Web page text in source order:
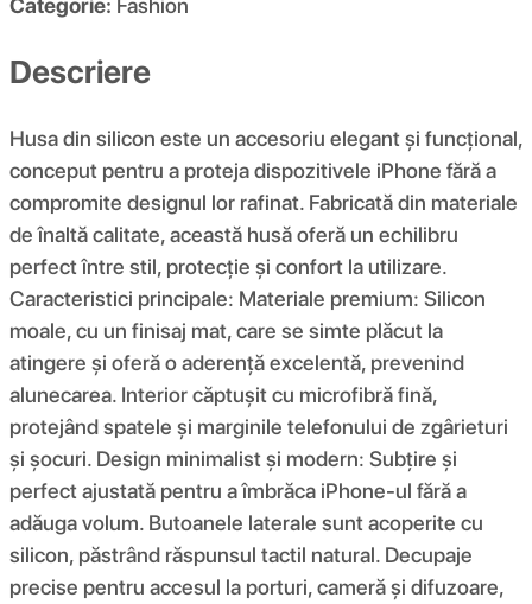
Categorie: Fashion
Descriere
Husa din silicon este un accesoriu elegant și funcțional,
conceput pentru a proteja dispozitivele iPhone fără a
compromite designul lor rafinat. Fabricată din materiale
de înaltă calitate, această husă oferă un echilibru
perfect între stil, protecție și confort la utilizare.
Caracteristici principale: Materiale premium: Silicon
moale, cu un finisaj mat, care se simte plăcut la
atingere și oferă o aderență excelentă, prevenind
alunecarea. Interior căptușit cu microfibră fină,
protejând spatele și marginile telefonului de zgârieturi
și șocuri. Design minimalist și modern: Subțire și
perfect ajustată pentru a îmbrăca iPhone-ul fără a
adăuga volum. Butoanele laterale sunt acoperite cu
silicon, păstrând răspunsul tactil natural. Decupaje
precise pentru accesul la porturi, cameră și difuzoare,